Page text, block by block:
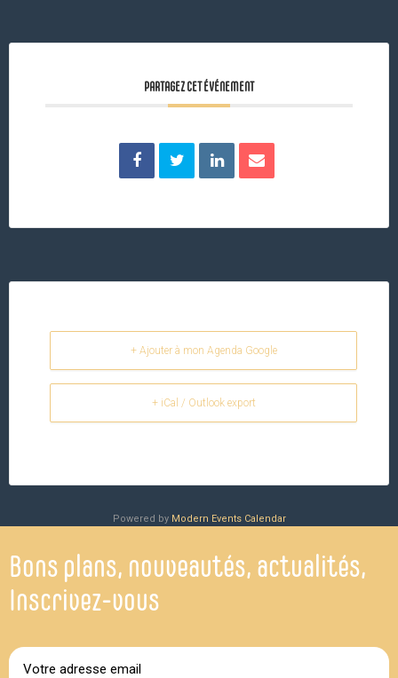
PARTAGEZ CET ÉVÉNEMENT
+ Ajouter à mon Agenda Google
+ iCal / Outlook export
Powered by Modern Events Calendar
Bons plans, nouveautés, actualités,
Inscrivez-vous